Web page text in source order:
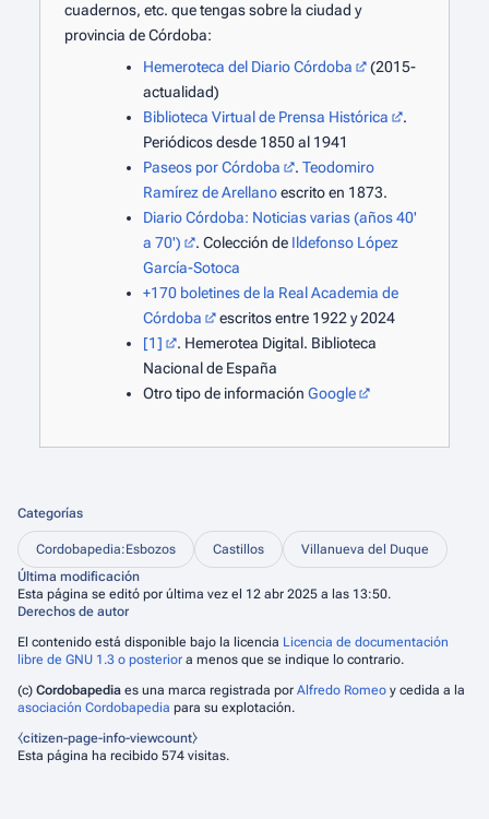
cuadernos, etc. que tengas sobre la ciudad y
provincia de Córdoba:
Hemeroteca del Diario Córdoba
(2015-
actualidad)
Biblioteca Virtual de Prensa Histórica
.
Periódicos desde 1850 al 1941
Paseos por Córdoba
. Teodomiro
Ramírez de Arellanoescrito en 1873.
Diario Córdoba: Noticias varias (años 40'
a 70')
. Colección de Ildefonso López
García-Sotoca
+170 boletines de la Real Academia de
Córdoba
escritos entre 1922 y 2024
[1]
. Hemerotea Digital. Biblioteca
Nacional de España
Otro tipo de información Google
Categorías
Cordobapedia:Esbozos Castillos
Villanueva del Duque
Última modificación
Esta página se editó por última vez el 12 abr 2025 a las 13:50.
Derechos de autor
El contenido está disponible bajo la licencia Licencia de documentación
libre de GNU 1.3 o posterior a menos que se indique lo contrario.
(c) Cordobapedia es una marca registrada por Alfredo Romeo y cedida a la
asociación Cordobapedia para su explotación.
⧼citizen-page-info-viewcount⧽
Esta página ha recibido 574 visitas.